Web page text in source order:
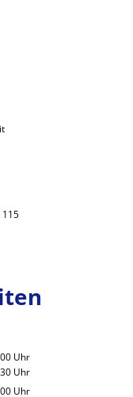
Uhr
08:00 bis 12:00 Uhr
Uhr
13:30 bis 16:30 Uhr
Uhr